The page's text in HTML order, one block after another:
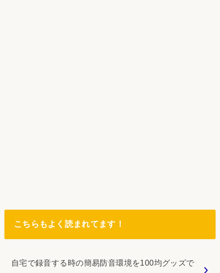
こちらもよく読まれてます！
自宅で録音する時の簡易防音環境を100均グッズで